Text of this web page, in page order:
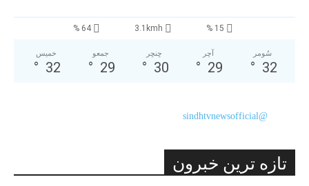
64 % 3.1kmh 15 %
خميس
32
°
جمعو
29
°
ڇنڇر
30
°
آچر
29
°
سُومر
32
°
@sindhtvnewsofficial
تازه ترين خبرون